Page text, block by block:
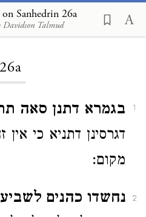
Sanhedrin 26a
Talmud
26a
1 בגמרא דתנן סאה
דגרסינן דתניא כי
מקום:
2 נחשדו כהנים